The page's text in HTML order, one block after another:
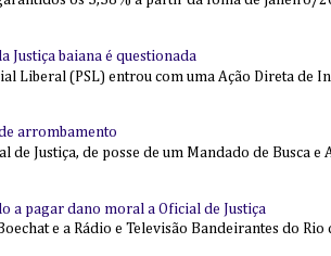
Justiça baiana é questionada
Liberal (PSL) entrou com uma Ação Direta de
arrombamento
Justiça, de posse de um Mandado de Busca
a pagar dano moral a Oficial de Justiça
e a Rádio e Televisão Bandeirantes do